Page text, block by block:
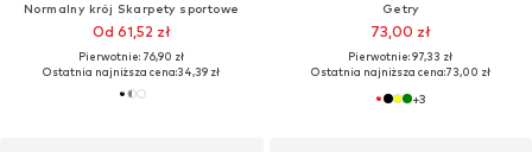
Normalny krój Skarpety sportowe
Od 61,52 zł
Pierwotnie: 76,90 zł
Ostatnia najniższa cena:34,39 zł
Getry
73,00 zł
Pierwotnie: 97,33 zł
Ostatnia najniższa cena:73,00 zł
+3